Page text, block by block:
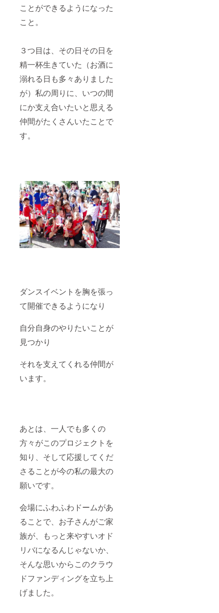
ことができるようになった
こと。
３つ目は、その日その日を
精一杯生きていた（お酒に
溺れる日も多々ありました
が）私の周りに、いつの間
にか支え合いたいと思える
仲間がたくさんいたことで
す。
ダンスイベントを胸を張っ
て開催できるようになり
自分自身のやりたいことが
見つかり
それを支えてくれる仲間が
います。
あとは、一人でも多くの
方々がこのプロジェクトを
知り、そして応援してくだ
さることが今の私の最大の
願いです。
会場にふわふわドームがあ
ることで、お子さんがご家
族が、もっと来やすいオド
リバになるんじゃないか、
そんな思いからこのクラウ
ドファンディングを立ち上
げました。